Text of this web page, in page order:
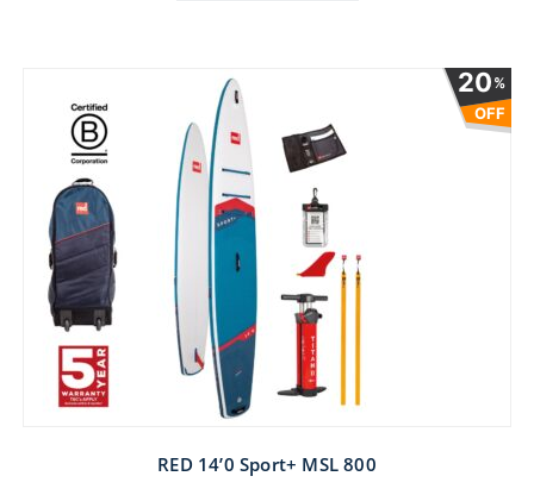
20%
OFF
RED 14’0 Sport+ MSL 800